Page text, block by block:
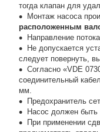
тогда клапан для
Монтаж насоса
расположенным
Направление
Не допускается
следует повернуть,
Согласно «VDE
соединительный
мм.
Предохранитель
Насос должен быть
При применении